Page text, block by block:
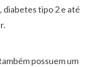
diabetes tipo 2 e até
possuem um